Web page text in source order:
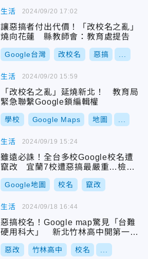
生活
讓惡搞者付出代價！「改校名之亂」
燒向花蓮 縣教師會：教育處提告
Google台灣 改校名 惡搞
2024/09/20 17:02
生活
「改校名之亂」延燒新北！ 教育局
緊急聯繫Google鎖編輯權
學校 Google Maps 地圖
2024/09/20 15:59
生活
雖遠必誅！全台多校Google校名遭
竄改 宜蘭7校遭惡搞最嚴重…檢警
出手了
Google地圖 校名 竄改
2024/09/19 15:24
生活
惡搞校名！Google map驚見「台難
硬用科大」 新北竹林高中開第一
槍：擬提告
惡改 竹林高中 校名
2024/09/18 16:44